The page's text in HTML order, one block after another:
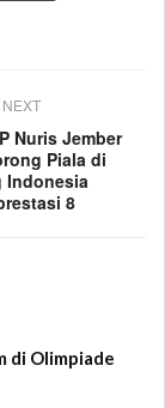
NEXT
Nuris Jember
Piala di
Indonesia
8
di Olimpiade